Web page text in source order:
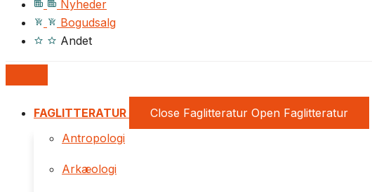
Nyheder
Bogudsalg
Andet
FAGLITTERATUR Close Faglitteratur Open Faglitteratur
Antropologi
Arkæologi